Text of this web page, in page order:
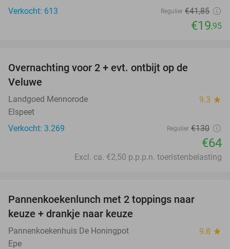
Verkocht: 613
Regulier €41,85
€19,95
Overnachting voor 2 + evt. ontbijt op de
Veluwe
Landgoed Mennorode 9.3 star
Elspeet
Verkocht: 3.269
Regulier €130
€64
Excl. ca. €2,50 p.p.p.n. toeristenbelasting
Pannenkoekenlunch met 2 toppings naar
keuze + drankje naar keuze
Pannenkoekenhuis De Honingpot 9.8 star
Epe